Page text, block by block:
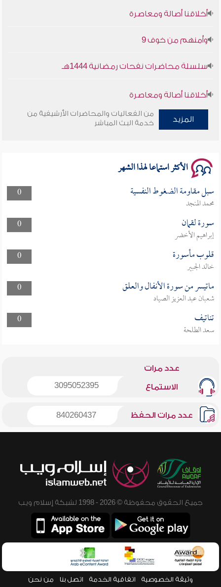
أخلاقنا أصالة ومعاصرة
وأمنهم من خوف 9
سلسلة محاضرات نفحات رمضانية 1444هـ
أخلاقنا أصالة ومعاصرة
وأمنهم من خوف 9
المزيد
من الفعاليات والمحاضرات الأرشيفية من
خدمة البث المباشر
الأكثر استماعا لهذا الشهر
0 سبل مقاومة الضغوط النفسية
محمد المنجد
0
سورة لقمان
إبراهيم الأخضر
0
قلوب مأسورة
خالد الجبير
0
ماتيسر من سورة الأنفال والعلق
شعبان عبد العزيز الصياد
0
تناتيف
سعد الطلحة
عدد مرات
الاستماع 3095052395
عدد مرات الحفظ 840260437
جميع الحقوق محفوظة © 2026 - 1998 لشبكة إسلام ويب
وثيقة الخصوصية اتفاقية الخدمة اتصل بنا من نحن